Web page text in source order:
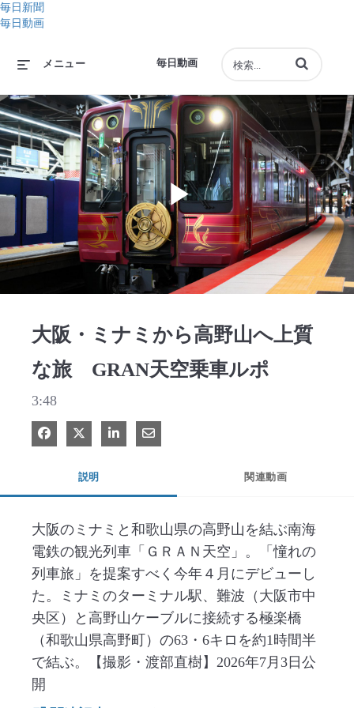
毎日新聞
毎日動画
毎日動画
メニュー 動画の検索語句
Play
大阪・ミナミから高野山へ上質
な旅 GRAN天空乗車ルポ
3:48
Facebook で共有
Xで共有する
LinkedIn で共有
電子メールで共有
説明 関連動画
大阪のミナミと和歌山県の高野山を結ぶ南海
電鉄の観光列車「ＧＲＡＮ天空」。「憧れの
列車旅」を提案すべく今年４月にデビューし
た。ミナミのターミナル駅、難波（大阪市中
央区）と高野山ケーブルに接続する極楽橋
（和歌山県高野町）の63・6キロを約1時間半
で結ぶ。【撮影・渡部直樹】2026年7月3日公
開